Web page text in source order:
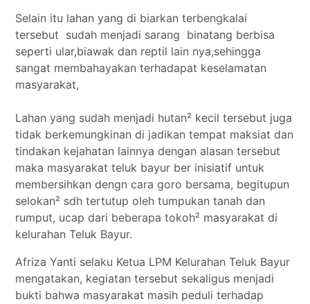
Selain itu lahan yang di biarkan terbengkalai
tersebut sudah menjadi sarang binatang berbisa
seperti ular,biawak dan reptil lain nya,sehingga
sangat membahayakan terhadapat keselamatan
masyarakat,
Lahan yang sudah menjadi hutan² kecil tersebut juga
tidak berkemungkinan di jadikan tempat maksiat dan
tindakan kejahatan lainnya dengan alasan tersebut
maka masyarakat teluk bayur ber inisiatif untuk
membersihkan dengn cara goro bersama, begitupun
selokan² sdh tertutup oleh tumpukan tanah dan
rumput, ucap dari beberapa tokoh² masyarakat di
kelurahan Teluk Bayur.
Afriza Yanti selaku Ketua LPM Kelurahan Teluk Bayur
mengatakan, kegiatan tersebut sekaligus menjadi
bukti bahwa masyarakat masih peduli terhadap